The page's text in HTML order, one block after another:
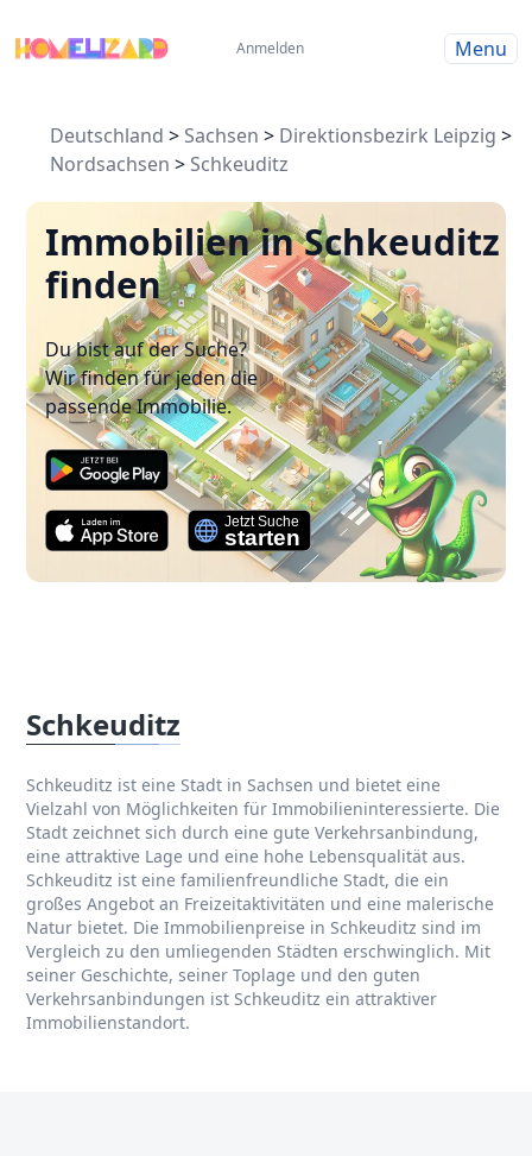
Anmelden Menu
Deutschland > Sachsen > Direktionsbezirk Leipzig >
Nordsachsen > Schkeuditz
Immobilien in Schkeuditz
finden
Du bist auf der Suche?
Wir finden für jeden die
passende Immobilie.
Schkeuditz
Schkeuditz ist eine Stadt in Sachsen und bietet eine
Vielzahl von Möglichkeiten für Immobilieninteressierte. Die
Stadt zeichnet sich durch eine gute Verkehrsanbindung,
eine attraktive Lage und eine hohe Lebensqualität aus.
Schkeuditz ist eine familienfreundliche Stadt, die ein
großes Angebot an Freizeitaktivitäten und eine malerische
Natur bietet. Die Immobilienpreise in Schkeuditz sind im
Vergleich zu den umliegenden Städten erschwinglich. Mit
seiner Geschichte, seiner Toplage und den guten
Verkehrsanbindungen ist Schkeuditz ein attraktiver
Immobilienstandort.